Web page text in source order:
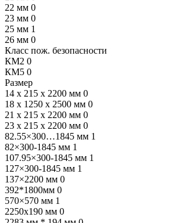
22 мм 0
23 мм 0
25 мм 1
26 мм 0
Класс пож. безопасности
КМ2 0
КМ5 0
Размер
14 x 215 x 2200 мм 0
18 x 1250 x 2500 мм 0
21 х 215 х 2200 мм 0
23 х 215 х 2200 мм 0
82.55×300…1845 мм 1
82×300-1845 мм 1
107.95×300-1845 мм 1
127×300-1845 мм 1
137×2200 мм 0
392*1800мм 0
570×570 мм 1
2250х190 мм 0